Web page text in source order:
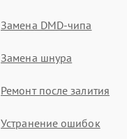
Замена DMD-чипа
Замена шнура
Ремонт после залития
Устранение ошибок